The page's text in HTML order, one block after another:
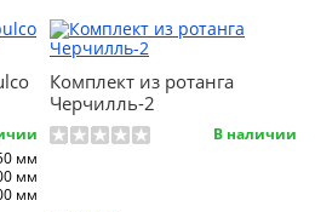
мм
мм
мм
Комплект из ротанга
Черчилль-2
В наличии